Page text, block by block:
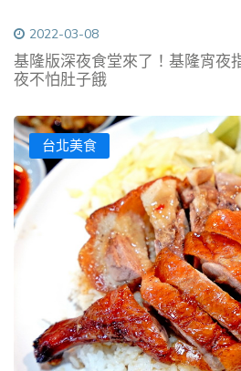
2022-03-08
基隆版深夜食堂來了！基隆宵夜
夜不怕肚子餓
台北美食